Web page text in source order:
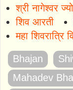
श्री नागेश्वर
शिव आरती
महा शिवरात्रि
Bhajan
Mahadev